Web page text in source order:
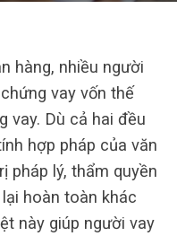
hàng, nhiều người
vay vốn thế
vay. Dù cả hai đều
hợp pháp của văn
pháp lý, thẩm quyền
hoàn toàn khác
này giúp người vay